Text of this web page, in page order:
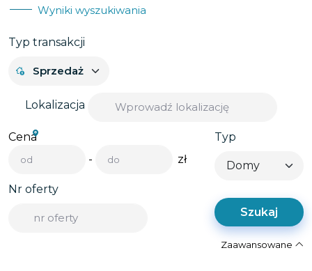
Wyniki wyszukiwania
Typ transakcji
Lokalizacja
Cena
-
zł
Typ
Nr oferty
Szukaj
Zaawansowane